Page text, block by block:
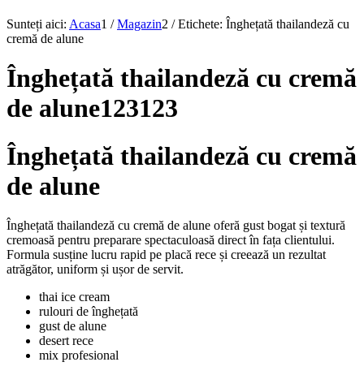
Sunteți aici: Acasa1 / Magazin2 / Etichete: Înghețată thailandeză cu
cremă de alune
Înghețată thailandeză cu cremă
de alune123123
Înghețată thailandeză cu cremă
de alune
Înghețată thailandeză cu cremă de alune oferă gust bogat și textură
cremoasă pentru preparare spectaculoasă direct în fața clientului.
Formula susține lucru rapid pe placă rece și creează un rezultat
atrăgător, uniform și ușor de servit.
thai ice cream
rulouri de înghețată
gust de alune
desert rece
mix profesional